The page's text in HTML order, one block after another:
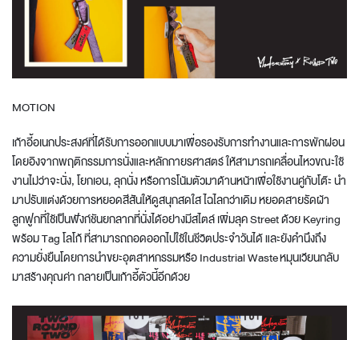
MOTION
เก้าอี้อเนกประสงค์ที่ได้รับการออกแบบมาเพื่อรองรับการทํางานและการพักผ่อน
โดยอิงจากพฤติกรรมการนั่งและหลักกายรศาสตร์ ให้สามารถเคลื่อนไหวขณะใช้
งานไม่ว่าจะนั่ง, โยกเอน, ลุกนั่ง หรือการโน้มตัวมาด้านหน้าเพื่อใช้งานคู่กับโต๊ะ นำ
มาปรับแต่งด้วยการหยอดสีสันให้ดูสนุกสดใส ไฉไลกว่าเดิม หยอดสายรัดผ้า
ลูกฟูกที่ใช้เป็นฟังก์ชันยกลากที่นั่งได้อย่างมีสไตล์ เพิ่มลุค Street ด้วย Keyring
พร้อม Tag โลโก้ ที่สามารถถอดออกไปใช้ในชีวิตประจำวันได้ และยังคำนึงถึง
ความยั่งยืนโดยการนำขยะอุตสาหกรรมหรือ Industrial Waste หมุนเวียนกลับ
มาสร้างคุณค่า กลายเป็นเก้าอี้ตัวนี้อีกด้วย